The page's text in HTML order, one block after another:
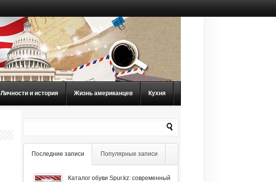
Личности и история Жизнь американцев Кухня
Последние записи Популярные записи
Каталог обуви Spur.kz: современный